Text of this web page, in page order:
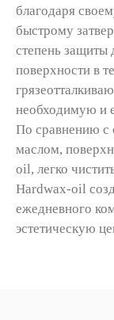
благодаря
быстрому
степень защиты
поверхности в
необходимую и
По сравнению с
маслом,
oil, легко
Hardwax-oil
ежедневного
эстетическую